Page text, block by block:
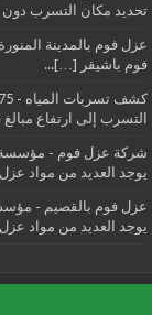
تحديد مكان التسرب دون
فوم باشيقر […]...
التسرب إلى ارتفاع مبالغ
شركة عزل فوم - مؤسسة
يوجد العديد من مواد
عزل فوم بالقصيم -
يوجد العديد من مواد